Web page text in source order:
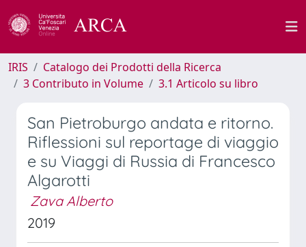
IRIS
Catalogo dei Prodotti della Ricerca
3 Contributo in Volume
3.1 Articolo su libro
San Pietroburgo andata e ritorno.
Riflessioni sul reportage di viaggio
e su Viaggi di Russia di Francesco
Algarotti
Zava Alberto
2019